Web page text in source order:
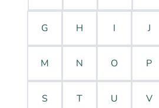
G H I J
M N O P
S T U V